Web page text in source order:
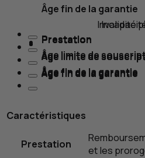
Âge fin de la garantie
Prestation
Âge limite de
Âge fin de la garantie
Prestation
Âge limite de
Âge fin de la garantie
Invalidité
Prestation
Âge limite de
Âge fin de la garantie
Prestation
Âge limite de
Âge fin de la garantie
Caractéristiques
Prestation
et les